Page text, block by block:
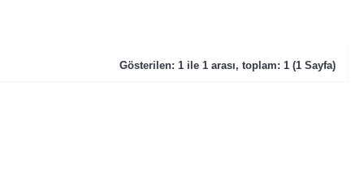
Gösterilen: 1 ile 1 arası, toplam: 1 (1 Sayfa)